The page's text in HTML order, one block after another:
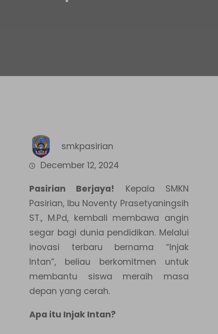
smkpasirian
December 12, 2024
Pasirian Berjaya! Kepala SMKN
Pasirian, Ibu Noventy Prasetyaningsih
ST., M.Pd, kembali membawa angin
segar bagi dunia pendidikan. Melalui
inovasi terbaru bernama “Injak
Intan”, beliau berkomitmen untuk
membantu siswa meraih masa
depan yang cerah.
Apa itu Injak Intan?